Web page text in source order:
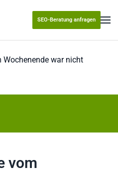
SEO-Beratung anfragen
Wochenende war nicht
vom